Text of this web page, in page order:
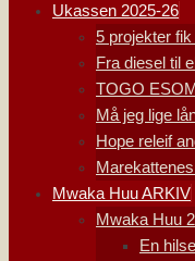
Ukassen 2025-26
5 projekter
Fra diesel til
TOGO
Må jeg lige
Hope releif
Mwaka Huu ARKIV
Mwaka Huu
En